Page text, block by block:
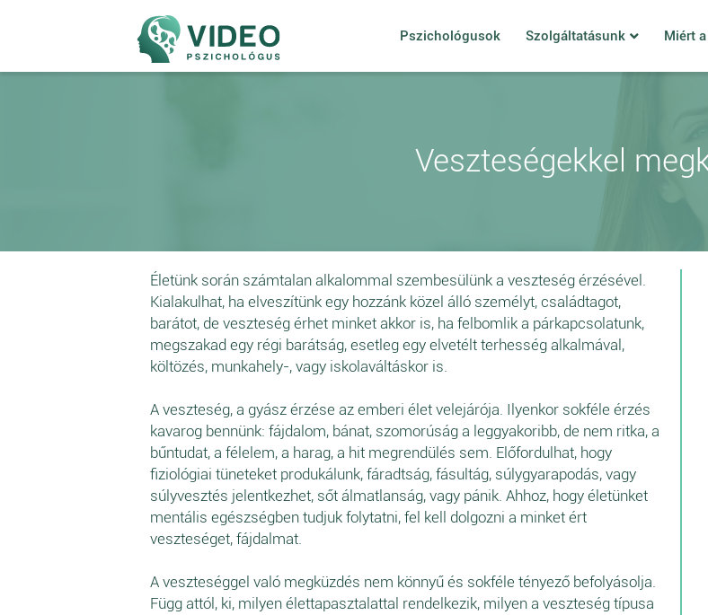
Pszichológusok Szolgáltatásunk Miért
Veszteségekkel
Életünk során számtalan alkalommal szembesülünk a veszteség érzésével.
Kialakulhat, ha elveszítünk egy hozzánk közel álló személyt, családtagot,
barátot, de veszteség érhet minket akkor is, ha felbomlik a párkapcsolatunk,
megszakad egy régi barátság, esetleg egy elvetélt terhesség alkalmával,
költözés, munkahely-, vagy iskolaváltáskor is.
A veszteség, a gyász érzése az emberi élet velejárója. Ilyenkor sokféle érzés
kavarog bennünk: fájdalom, bánat, szomorúság a leggyakoribb, de nem ritka, a
bűntudat, a félelem, a harag, a hit megrendülés sem. Előfordulhat, hogy
fiziológiai tüneteket produkálunk, fáradtság, fásultág, súlygyarapodás, vagy
súlyvesztés jelentkezhet, sőt álmatlanság, vagy pánik. Ahhoz, hogy életünket
mentális egészségben tudjuk folytatni, fel kell dolgozni a minket ért
veszteséget, fájdalmat.
A veszteséggel való megküzdés nem könnyű és sokféle tényező befolyásolja.
Függ attól, ki, milyen élettapasztalattal rendelkezik, milyen a veszteség típusa